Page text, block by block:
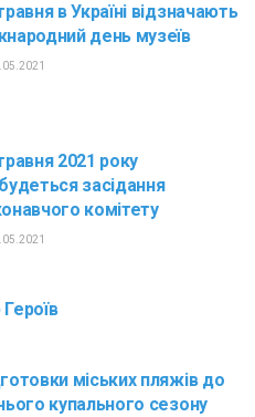
в Україні відзначають
день музеїв
2021 року
засідання
комітету
міських пляжів до
купального сезону